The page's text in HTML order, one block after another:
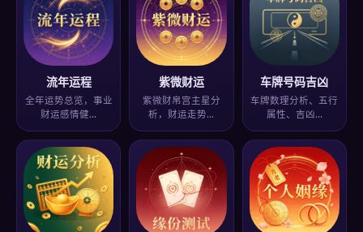
流年运程
全年运势总览，事业
财运感情健…
紫微财运
紫微财帛宫主星分
析，财运走势…
车牌号码吉凶
车牌数理分析、五行
属性、吉凶…